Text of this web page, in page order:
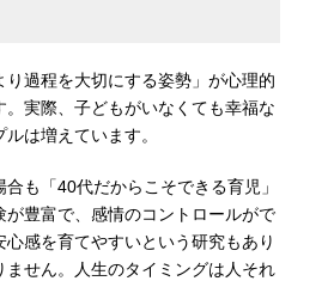
り過程を大切にする姿勢」が心理的
。実際、子どもがいなくても幸福な
は増えています。
も「40代だからこそできる育児」
が豊富で、感情のコントロールがで
心感を育てやすいという研究もあり
ません。人生のタイミングは人それ